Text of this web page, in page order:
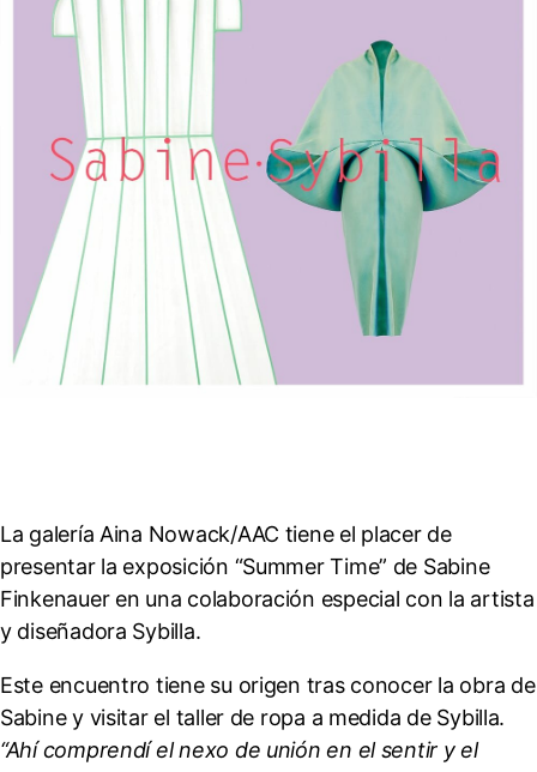
La galería Aina Nowack/AAC tiene el placer de
presentar la exposición “Summer Time” de Sabine
Finkenauer en una colaboración especial con la artista
y diseñadora Sybilla.
Este encuentro tiene su origen tras conocer la obra de
Sabine y visitar el taller de ropa a medida de Sybilla.
“Ahí comprendí el nexo de unión en el sentir y el